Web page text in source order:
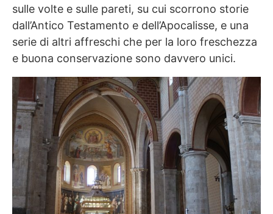
sulle volte e sulle pareti, su cui scorrono storie
dall’Antico Testamento e dell’Apocalisse, e una
serie di altri affreschi che per la loro freschezza
e buona conservazione sono davvero unici.